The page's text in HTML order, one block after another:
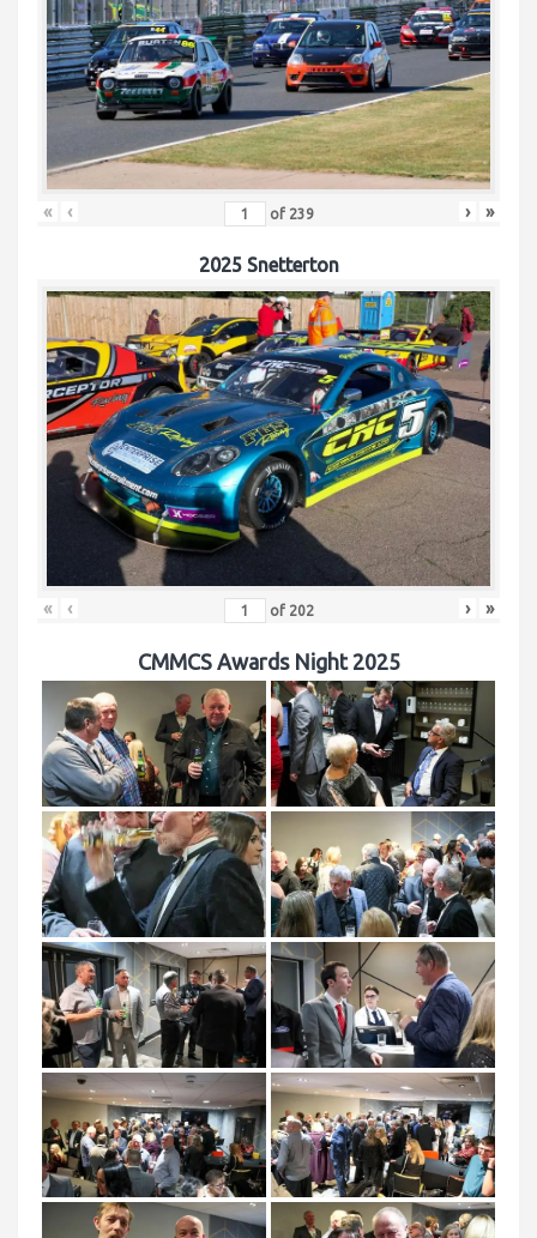
« ‹ of 239 › »
2025 Snetterton
« ‹ of 202 › »
CMMCS Awards Night 2025